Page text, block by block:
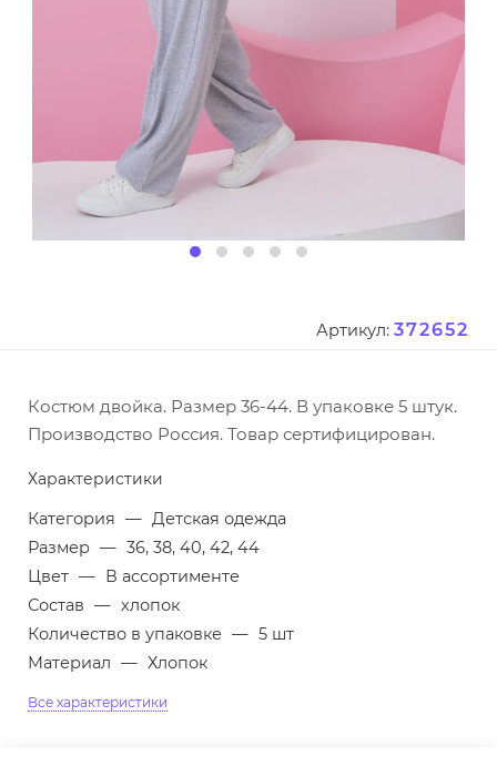
Артикул: 372652
Костюм двойка. Размер 36-44. В упаковке 5 штук.
Производство Россия. Товар сертифицирован.
Характеристики
Категория — Детская одежда
Размер — 36, 38, 40, 42, 44
Цвет — В ассортименте
Состав — хлопок
Количество в упаковке — 5 шт
Материал — Хлопок
Все характеристики